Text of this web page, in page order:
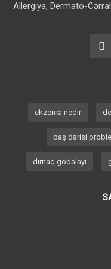
Allergiya, Dermato-
ekzema nedir
baş dərisi
dırnaq göbələyi